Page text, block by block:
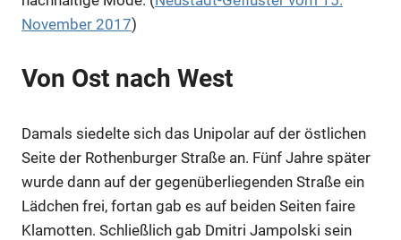
November 2017)
Von Ost nach West
Damals siedelte sich das Unipolar auf der östlichen
Seite der Rothenburger Straße an. Fünf Jahre später
wurde dann auf der gegenüberliegenden Straße ein
Lädchen frei, fortan gab es auf beiden Seiten faire
Klamotten. Schließlich gab Dmitri Jampolski sein